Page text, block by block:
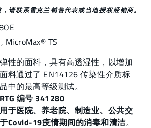
请联系雷克兰销售代表或当地授权经销商。
, MicroMax® TS
性的面料，具有高透湿性，以增加
料通过了 EN14126 传染性介质标
中的最高等级测试。
编号 341280
于医院、养老院、制造业、公共交
Covid-19疫情期间的消毒和清洁。